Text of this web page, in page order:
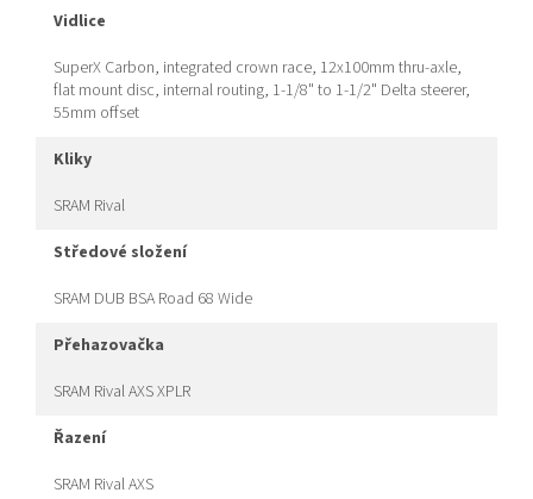
vidlice
SuperX Carbon, integrated crown race, 12x100mm thru-axle,
flat mount disc, internal routing, 1-1/8" to 1-1/2" Delta steerer,
55mm offset
kliky
SRAM Rival
středové složení
SRAM DUB BSA Road 68 Wide
přehazovačka
SRAM Rival AXS XPLR
řazení
SRAM Rival AXS